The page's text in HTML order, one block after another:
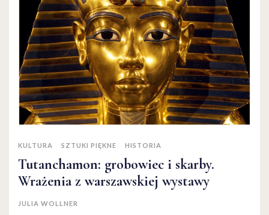
KULTURA SZTUKI PIĘKNE HISTORIA
Tutanchamon: grobowiec i skarby.
Wrażenia z warszawskiej wystawy
JULIA WOLLNER